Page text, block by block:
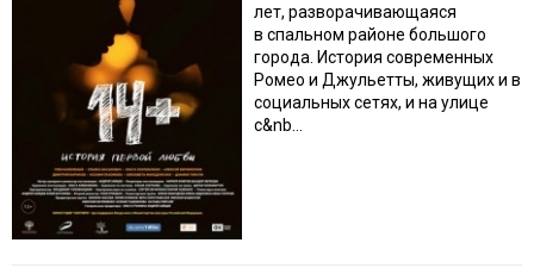
лет, разворачивающаяся
в спальном районе большого
города. История современных
Ромео и Джульетты, живущих и в
социальных сетях, и на улице
с&nb...